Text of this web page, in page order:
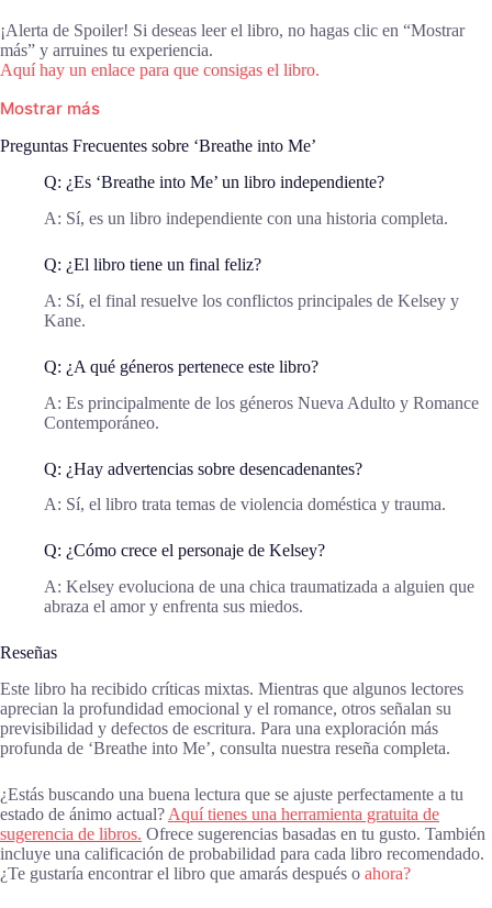
¡Alerta de Spoiler! Si deseas leer el libro, no hagas clic en “Mostrar
más” y arruines tu experiencia.
Aquí hay un enlace para que consigas el libro.
Mostrar más
Preguntas Frecuentes sobre ‘Breathe into Me’
Q: ¿Es ‘Breathe into Me’ un libro independiente?
A: Sí, es un libro independiente con una historia completa.
Q: ¿El libro tiene un final feliz?
A: Sí, el final resuelve los conflictos principales de Kelsey y
Kane.
Q: ¿A qué géneros pertenece este libro?
A: Es principalmente de los géneros Nueva Adulto y Romance
Contemporáneo.
Q: ¿Hay advertencias sobre desencadenantes?
A: Sí, el libro trata temas de violencia doméstica y trauma.
Q: ¿Cómo crece el personaje de Kelsey?
A: Kelsey evoluciona de una chica traumatizada a alguien que
abraza el amor y enfrenta sus miedos.
Reseñas
Este libro ha recibido críticas mixtas. Mientras que algunos lectores
aprecian la profundidad emocional y el romance, otros señalan su
previsibilidad y defectos de escritura. Para una exploración más
profunda de ‘Breathe into Me’, consulta nuestra reseña completa.
¿Estás buscando una buena lectura que se ajuste perfectamente a tu
estado de ánimo actual? Aquí tienes una herramienta gratuita de
sugerencia de libros. Ofrece sugerencias basadas en tu gusto. También
incluye una calificación de probabilidad para cada libro recomendado.
¿Te gustaría encontrar el libro que amarás después o ahora?